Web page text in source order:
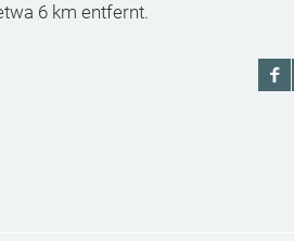
6 km entfernt.